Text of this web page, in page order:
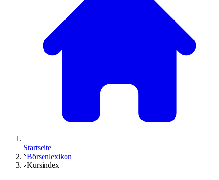
Startseite
Börsenlexikon
Kursindex